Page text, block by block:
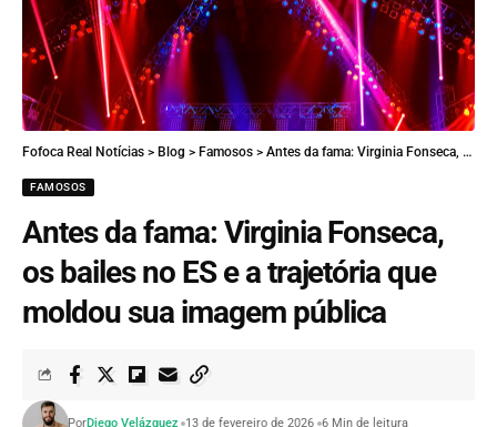
Fofoca Real Notícias > Blog > Famosos > Antes da fama: Virginia Fonseca, os bailes no ES e a trajetória que moldou sua imagem pública
FAMOSOS
Antes da fama: Virginia Fonseca,
os bailes no ES e a trajetória que
moldou sua imagem pública
PorDiego Velázquez 13 de fevereiro de 2026 6 Min de leitura